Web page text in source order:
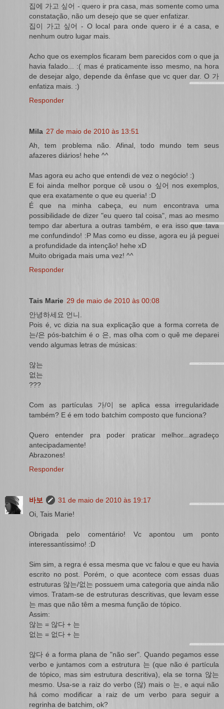
집에 가고 싶어 - quero ir pra casa, mas somente como uma
constatação, não um desejo que se quer enfatizar.
집이 가고 싶어 - O local para onde quero ir é a casa, e
nenhum outro lugar mais.
Acho que os exemplos ficaram bem parecidos com o que ja
havia falado... :( mas é praticamente isso mesmo, na hora
de desejar algo, depende da ênfase que vc quer dar. O 가
enfatiza mais. :)
Responder
Mila 27 de maio de 2010 às 13:51
Ah, tem problema não. Afinal, todo mundo tem seus
afazeres diários! hehe ^^
Mas agora eu acho que entendi de vez o negócio! :)
E foi ainda melhor porque cê usou o 싶어 nos exemplos,
que era exatamente o que eu queria! :D
É que na minha cabeça, eu num encontrava uma
possibilidade de dizer "eu quero tal coisa", mas ao mesmo
tempo dar abertura a outras também, e era isso que tava
me confundindo! :P Mas como eu disse, agora eu já peguei
a profundidade da intenção! hehe xD
Muito obrigada mais uma vez! ^^
Responder
Tais Marie 29 de maio de 2010 às 00:08
안녕하세요 언니.
Pois é, vc dizia na sua explicação que a forma correta de
는/은 pós-batchim é o 은, mas olha com o quê me deparei
vendo algumas letras de músicas:
않는
없는
???
Com as partículas 가/이 se aplica essa irregularidade
também? E é em todo batchim composto que funciona?
Quero entender pra poder praticar melhor...agradeço
antecipadamente!
Abrazones!
Responder
바보
31 de maio de 2010 às 19:17
Oi, Tais Marie!
Obrigada pelo comentário! Vc apontou um ponto
interessantíssimo! :D
Sim sim, a regra é essa mesma que vc falou e que eu havia
escrito no post. Porém, o que acontece com essas duas
estruturas 않는/없는 possuem uma categoria que ainda não
vimos. Tratam-se de estruturas descritivas, que levam esse
는 mas que não têm a mesma função de tópico.
Assim:
않는 = 않다 + 는
없는 = 없다 + 는
않다 é a forma plana de "não ser". Quando pegamos esse
verbo e juntamos com a estrutura 는 (que não é partícula
de tópico, mas sim estrutura descritiva), ela se torna 않는
mesmo. Usa-se a raiz do verbo (않) mais o 는, e aqui não
há como modificar a raiz de um verbo para seguir a
regrinha de batchim, ok?